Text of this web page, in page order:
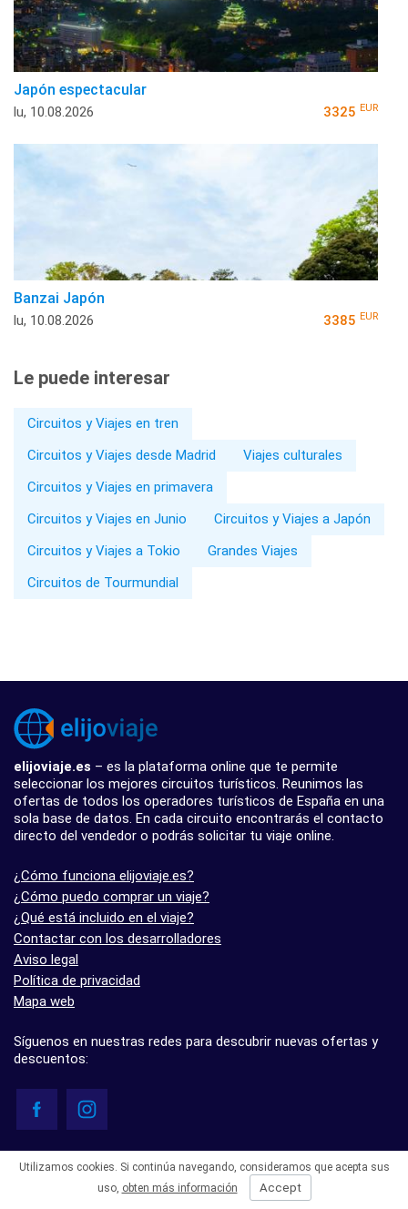
Japón espectacular
lu, 10.08.2026 3325 EUR
Banzai Japón
lu, 10.08.2026 3385 EUR
Le puede interesar
Circuitos y Viajes en tren
Circuitos y Viajes desde Madrid
Viajes culturales
Circuitos y Viajes en primavera
Circuitos y Viajes en Junio
Circuitos y Viajes a Japón
Circuitos y Viajes a Tokio
Grandes Viajes
Circuitos de Tourmundial
elijoviaje.es – es la plataforma online que te permite
seleccionar los mejores circuitos turísticos. Reunimos las
ofertas de todos los operadores turísticos de España en una
sola base de datos. En cada circuito encontrarás el contacto
directo del vendedor o podrás solicitar tu viaje online.
¿Cómo funciona elijoviaje.es?
¿Cómo puedo comprar un viaje?
¿Qué está incluido en el viaje?
Contactar con los desarrolladores
Aviso legal
Política de privacidad
Mapa web
Síguenos en nuestras redes para descubrir nuevas ofertas y
descuentos:
- 5.0 basado en 7 opiniones
Utilizamos cookies. Si continúa navegando, consideramos que acepta sus
uso, obten más información Accept